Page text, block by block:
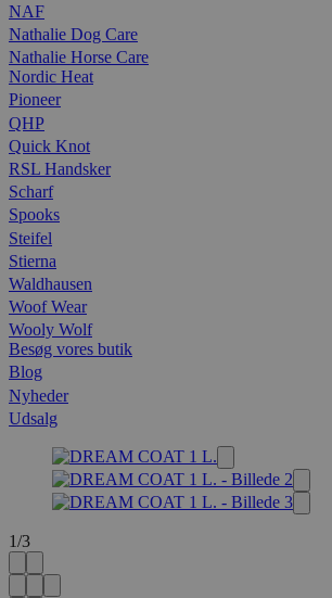
NAF
Nathalie Dog Care
Nathalie Horse Care
Nordic Heat
Pioneer
QHP
Quick Knot
RSL Handsker
Scharf
Spooks
Steifel
Stierna
Waldhausen
Woof Wear
Wooly Wolf
Besøg vores butik
Blog
Nyheder
Udsalg
1/3